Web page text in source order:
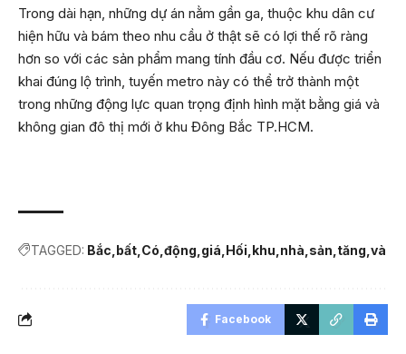
Trong dài hạn, những dự án nằm gần ga, thuộc khu dân cư
hiện hữu và bám theo nhu cầu ở thật sẽ có lợi thế rõ ràng
hơn so với các sản phẩm mang tính đầu cơ. Nếu được triển
khai đúng lộ trình, tuyến metro này có thể trở thành một
trong những động lực quan trọng định hình mặt bằng giá và
không gian đô thị mới ở khu Đông Bắc TP.HCM.
TAGGED: Bắc bất Có động giá Hối khu nhà sản tăng và
Facebook